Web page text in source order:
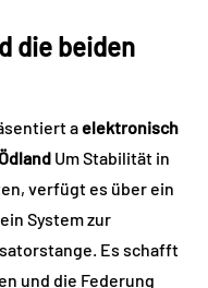
die beiden
aelektronisch
Ödland Um Stabilität in
verfügt es über ein
System zur
Es schafft
und die Federung